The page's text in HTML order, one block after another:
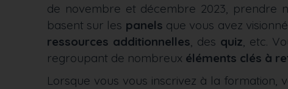
de novembre et décembre 2023, prendre
basent sur les panels que vous avez
ressources additionnelles, des quiz, etc.
regroupant de nombreux éléments clés à
Lorsque vous vous inscrivez à la